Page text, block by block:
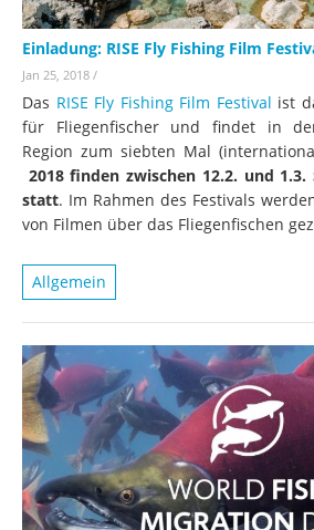
Einladung: RISE Fly Fishing Film
Jan 25, 2018 /
Das RISE Fly Fishing Film Festival ist
für Fliegenfischer und findet in
Region zum siebten Mal
2018 finden zwischen 12.2. und
statt. Im Rahmen des Festivals
von Filmen über das Fliegenfischen
Allgemein